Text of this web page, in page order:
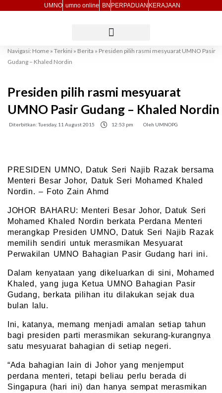
UMNO umno online BN PERPADUAN KERAJAAN
Navigasi: Home » Terkini » Berita » Presiden pilih rasmi mesyuarat UMNO Pasir
Gudang – Khaled Nordin
Presiden pilih rasmi mesyuarat
UMNO Pasir Gudang – Khaled Nordin
Diterbitkan: Tuesday, 11 August 2015 12:53 pm Oleh UMNOPG
PRESIDEN UMNO, Datuk Seri Najib Razak bersama
Menteri Besar Johor, Datuk Seri Mohamed Khaled
Nordin. – Foto Zain Ahmd
JOHOR BAHARU: Menteri Besar Johor, Datuk Seri
Mohamed Khaled Nordin berkata Perdana Menteri
merangkap Presiden UMNO, Datuk Seri Najib Razak
memilih sendiri untuk merasmikan Mesyuarat
Perwakilan UMNO Bahagian Pasir Gudang hari ini.
Dalam kenyataan yang dikeluarkan di sini, Mohamed
Khaled, yang juga Ketua UMNO Bahagian Pasir
Gudang, berkata pilihan itu dilakukan sejak dua
bulan lalu.
Ini, katanya, memang menjadi amalan setiap tahun
bagi presiden parti merasmikan sekurang-kurangnya
satu mesyuarat bahagian di setiap negeri.
“Ada bahagian lain di Johor yang menjemput
perdana menteri, tetapi beliau perlu berada di
Singapura (hari ini) dan hanya sempat merasmikan